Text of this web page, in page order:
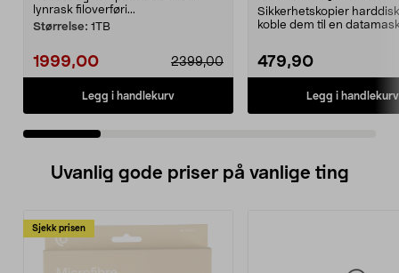
lynrask filoverføri...
Størrelse: 1TB
1999,00 2399,00
Legg i handlekurv
3,5" harddisk, USB
Sikkerhetskopier
koble dem til en
479,90
Legg i handlekurv
Uvanlig gode priser på vanlige ting
Sjekk prisen